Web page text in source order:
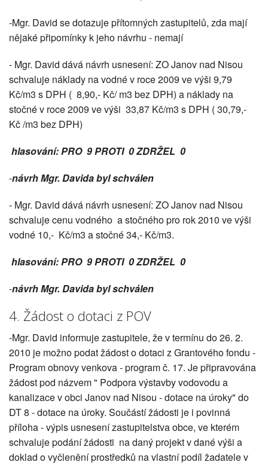
-Mgr. David se dotazuje přítomných zastupitelů, zda mají
nějaké připomínky k jeho návrhu - nemají
- Mgr. David dává návrh usnesení: ZO Janov nad Nisou
schvaluje náklady na vodné v roce 2009 ve výši 9,79
Kč/m3 s DPH ( 8,90,- Kč/ m3 bez DPH) a náklady na
stočné v roce 2009 ve výši 33,87 Kč/m3 s DPH ( 30,79,-
Kč /m3 bez DPH)
hlasování: PRO 9 PROTI 0 ZDRŽEL 0
-návrh Mgr. Davida byl schválen
- Mgr. David dává návrh usnesení: ZO Janov nad Nisou
schvaluje cenu vodného a stočného pro rok 2010 ve výši
vodné 10,- Kč/m3 a stočné 34,- Kč/m3.
hlasování: PRO 9 PROTI 0 ZDRŽEL 0
-návrh Mgr. Davida byl schválen
4. Žádost o dotaci z POV
-Mgr. David informuje zastupitele, že v termínu do 26. 2.
2010 je možno podat žádost o dotaci z Grantového fondu -
Program obnovy venkova - program č. 17. Je připravována
žádost pod názvem " Podpora výstavby vodovodu a
kanalizace v obci Janov nad Nisou - dotace na úroky" do
DT 8 - dotace na úroky. Součástí žádosti je i povinná
příloha - výpis usnesení zastupitelstva obce, ve kterém
schvaluje podání žádosti na daný projekt v dané výši a
doklad o vyčlenění prostředků na vlastní podíl žadatele v